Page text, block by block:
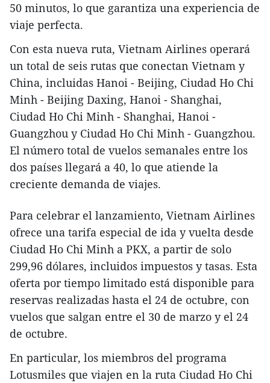
50 minutos, lo que garantiza una experiencia de
viaje perfecta.
Con esta nueva ruta, Vietnam Airlines operará
un total de seis rutas que conectan Vietnam y
China, incluidas Hanoi - Beijing, Ciudad Ho Chi
Minh - Beijing Daxing, Hanoi - Shanghai,
Ciudad Ho Chi Minh - Shanghai, Hanoi -
Guangzhou y Ciudad Ho Chi Minh - Guangzhou.
El número total de vuelos semanales entre los
dos países llegará a 40, lo que atiende la
creciente demanda de viajes.
Para celebrar el lanzamiento, Vietnam Airlines
ofrece una tarifa especial de ida y vuelta desde
Ciudad Ho Chi Minh a PKX, a partir de solo
299,96 dólares, incluidos impuestos y tasas. Esta
oferta por tiempo limitado está disponible para
reservas realizadas hasta el 24 de octubre, con
vuelos que salgan entre el 30 de marzo y el 24
de octubre.
En particular, los miembros del programa
Lotusmiles que viajen en la ruta Ciudad Ho Chi